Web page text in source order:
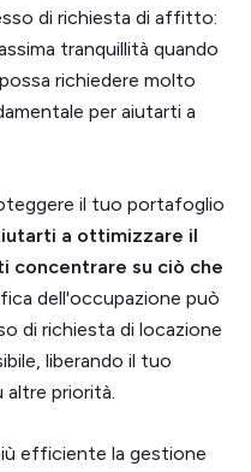
di richiesta di affitto:
tranquillità quando
richiedere molto
per aiutarti a
il tuo portafoglio
a ottimizzare il
concentrare su ciò che
dell'occupazione può
di richiesta di locazione
liberando il tuo
altre priorità.
efficiente la gestione